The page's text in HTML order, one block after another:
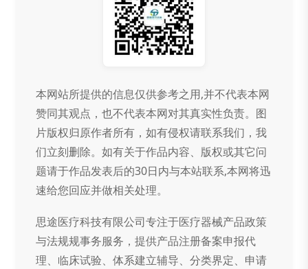
本网站所提供的信息仅供参考之用,并不代表本网
赞同其观点，也不代表本网对其真实性负责。图
片版权归原作者所有，如有侵权请联系我们，我
们立刻删除。如有关于作品内容、版权或其它问
题请于作品发表后的30日内与本站联系,本网将迅
速给您回应并做相关处理。
思途医疗科技有限公司专注于医疗器械产品政策
与法规规事务服务，提供产品注册备案申报代
理、临床试验、体系建立辅导、分类界定、申请